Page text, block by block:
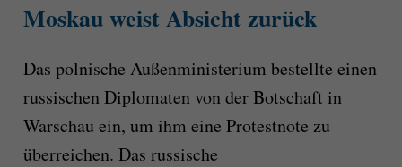
Moskau weist Absicht zurück
Das polnische Außenministerium bestellte einen
russischen Diplomaten von der Botschaft in
Warschau ein, um ihm eine Protestnote zu
überreichen. Das russische